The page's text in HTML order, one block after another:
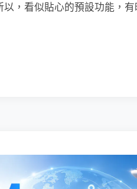
，看似貼心的預設功能，